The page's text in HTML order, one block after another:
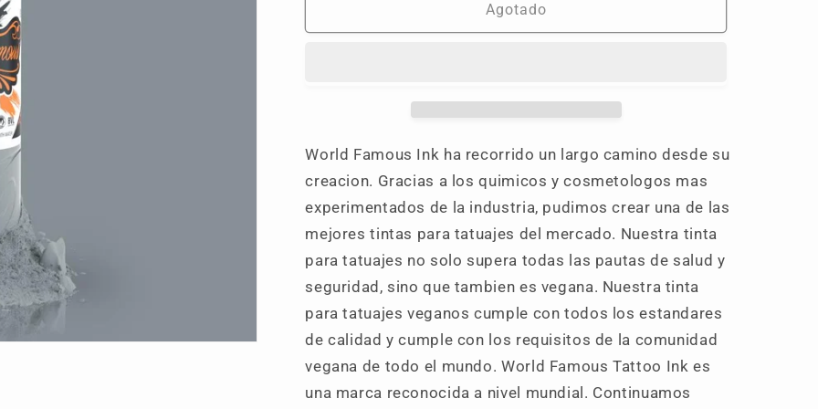
Stone
Stone
Agotado
World Famous Ink ha recorrido un largo camino desde su
creacion. Gracias a los quimicos y cosmetologos mas
experimentados de la industria, pudimos crear una de las
mejores tintas para tatuajes del mercado. Nuestra tinta
para tatuajes no solo supera todas las pautas de salud y
seguridad, sino que tambien es vegana. Nuestra tinta
para tatuajes veganos cumple con todos los estandares
de calidad y cumple con los requisitos de la comunidad
vegana de todo el mundo. World Famous Tattoo Ink es
una marca reconocida a nivel mundial. Continuamos